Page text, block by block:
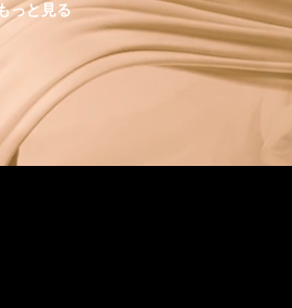
もっと見る